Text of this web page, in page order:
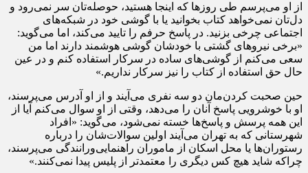
از او می‌پرسم طی روزها که اینجا هستید، حوصله‌تان سر نمی‌رود و
دل‌تان نمی‌خواهد کتاب بخوانید یا با گوشی خود در شبکه‌های
اجتماعی چرخی بزنید. در پاسخ حرفم را تایید می‌کند، اما می‌گوید:
«برخی نیروهای گشتی با خودشان گوشی هوشمند دارند اما من
سعی می‌کنم از گوشی‌های ساده در سرکار استفاده کنم و در عین
حال حق استفاده از کتاب را نیز سرکار نداریم.»
حین صحبت کردن‌مان دو سه نفری می‌آیند و از او آدرس می‌پرسند،
او با خوشرویی پاسخ آنان را می‌دهد، وقتی از او سوال می‌کنم آیا از
این همه پرسش و پاسخ‌ها خسته نمی‌شود، می‌گوید: «افراد
شهرستانی که به تهران می‌آیند اولین سوالات‌شان را درباره
رستوران‌ها یا محل اسکان از ماموران راهنمایی‌ورانندگی می‌پرسند،
چراکه شاید هیچ کس دیگری را معتمدتر از پلیس پیدا نمی‌کنند.»